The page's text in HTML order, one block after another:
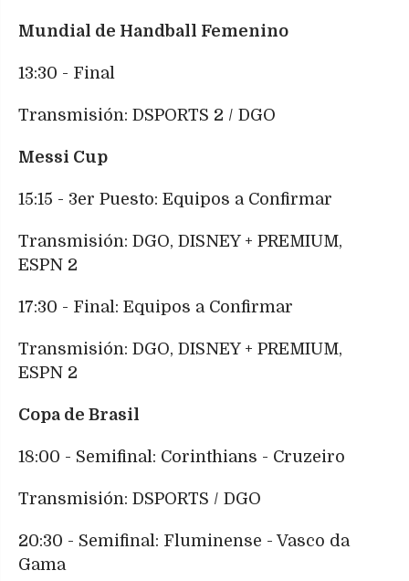
Mundial de Handball Femenino
13:30 - Final
Transmisión: DSPORTS 2 / DGO
Messi Cup
15:15 - 3er Puesto: Equipos a Confirmar
Transmisión: DGO, DISNEY + PREMIUM,
ESPN 2
17:30 - Final: Equipos a Confirmar
Transmisión: DGO, DISNEY + PREMIUM,
ESPN 2
Copa de Brasil
18:00 - Semifinal: Corinthians - Cruzeiro
Transmisión: DSPORTS / DGO
20:30 - Semifinal: Fluminense - Vasco da
Gama